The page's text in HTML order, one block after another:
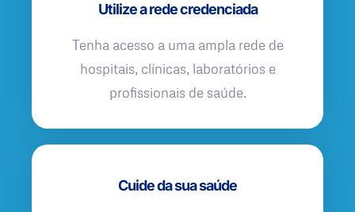
Utilize a rede credenciada
Tenha acesso a uma ampla rede de
hospitais, clínicas, laboratórios e
profissionais de saúde.
Cuide da sua saúde